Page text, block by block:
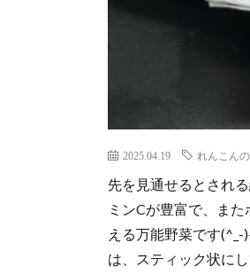
2025.04.19 れんこん
先を見通せるとされ
ミンCが豊富で、ま
える万能野菜です
は、スティック状に